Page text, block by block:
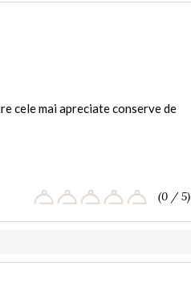
cele mai apreciate conserve de
(0 / 5)